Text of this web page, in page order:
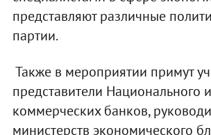
представляют различные
партии.
Также в мероприятии примут
представители Национального и
коммерческих банков,
министерств экономического